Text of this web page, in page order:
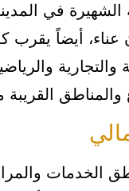
الشهيرة في
أيضاً يقرب
القريبة
الخدمات